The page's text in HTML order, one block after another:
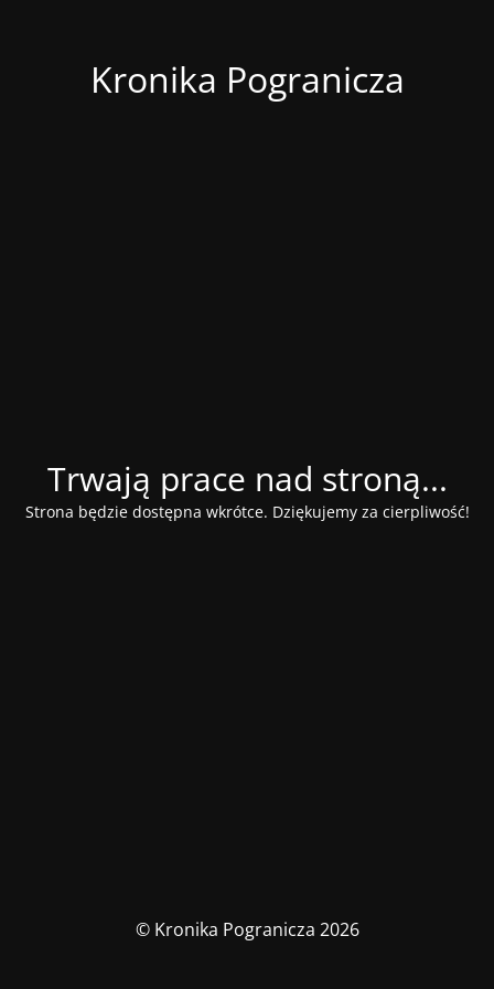
Kronika Pogranicza
Trwają prace nad stroną...
Strona będzie dostępna wkrótce. Dziękujemy za cierpliwość!
© Kronika Pogranicza 2026